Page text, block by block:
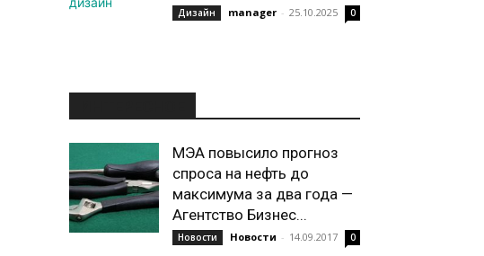
Дизайн manager - 25.10.2025 0
МЭА повысило прогноз
спроса на нефть до
максимума за два года —
Агентство Бизнес...
Новости Новости - 14.09.2017 0